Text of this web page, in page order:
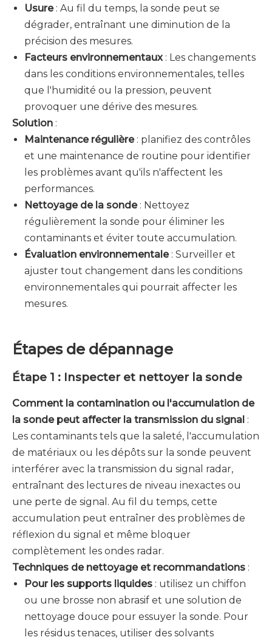
Usure : Au fil du temps, la sonde peut se
dégrader, entraînant une diminution de la
précision des mesures.
Facteurs environnementaux : Les changements
dans les conditions environnementales, telles
que l'humidité ou la pression, peuvent
provoquer une dérive des mesures.
Solution :
Maintenance régulière: planifiez des contrôles
et une maintenance de routine pour identifier
les problèmes avant qu'ils n'affectent les
performances.
Nettoyage de la sonde : Nettoyez
régulièrement la sonde pour éliminer les
contaminants et éviter toute accumulation.
Évaluation environnementale : Surveiller et
ajuster tout changement dans les conditions
environnementales qui pourrait affecter les
mesures.
Étapes de dépannage
Étape 1 : Inspecter et nettoyer la sonde
Comment la contamination ou l'accumulation de
la sonde peut affecter la transmission du signal :
Les contaminants tels que la saleté, l'accumulation
de matériaux ou les dépôts sur la sonde peuvent
interférer avec la transmission du signal radar,
entraînant des lectures de niveau inexactes ou
une perte de signal. Au fil du temps, cette
accumulation peut entraîner des problèmes de
réflexion du signal et même bloquer
complètement les ondes radar.
Techniques de nettoyage et recommandations :
Pour les supports liquides : utilisez un chiffon
ou une brosse non abrasif et une solution de
nettoyage douce pour essuyer la sonde. Pour
les résidus tenaces, utiliser des solvants